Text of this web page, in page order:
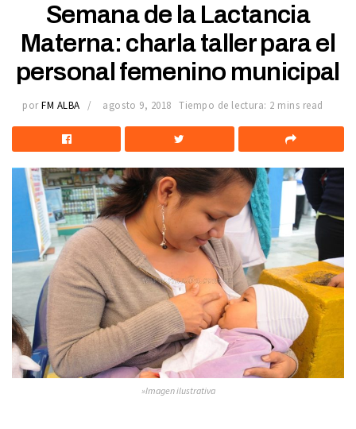
Semana de la Lactancia
Materna: charla taller para el
personal femenino municipal
por FM ALBA agosto 9, 2018 Tiempo de lectura: 2 mins read
»Imagen ilustrativa